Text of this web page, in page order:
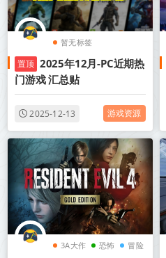
暂无标签
置顶 2025年12月-PC近期热
门游戏 汇总贴
2025-12-13 游戏资源
3A大作 恐怖 冒险